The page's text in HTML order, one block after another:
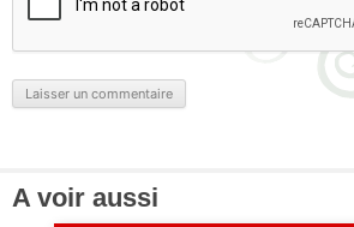
A voir aussi